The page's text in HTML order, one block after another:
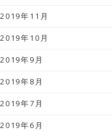
2019年11月
2019年10月
2019年9月
2019年8月
2019年7月
2019年6月